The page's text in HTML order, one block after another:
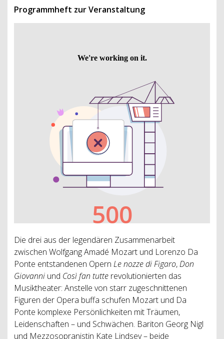
Programmheft zur Veranstaltung
Die drei aus der legendären Zusammenarbeit
zwischen Wolfgang Amadé Mozart und Lorenzo Da
Ponte entstandenen Opern Le nozze di Figaro,Don
Giovanni und Così fan tutte revolutionierten das
Musiktheater: Anstelle von starr zugeschnittenen
Figuren der Opera buffa schufen Mozart und Da
Ponte komplexe Persönlichkeiten mit Träumen,
Leidenschaften – und Schwächen. Bariton Georg Nigl
und Mezzosopranistin Kate Lindsey – beide